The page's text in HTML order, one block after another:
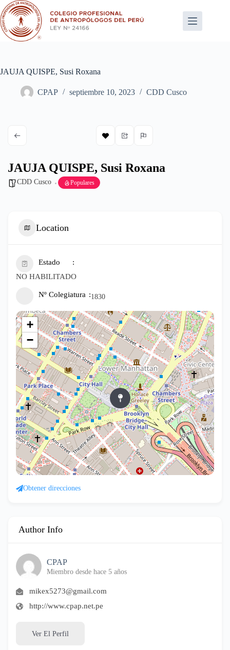
Saltar
al
contenido
JAUJA QUISPE, Susi Roxana
CPAP septiembre 10, 2023 CDD Cusco
JAUJA QUISPE, Susi Roxana
CDD Cusco Populares
Location
Estado
NO HABILITADO
Nº Colegiatura 1830
+
−
Obtener direcciones
Author Info
CPAP
Miembro desde hace 5 años
mikex5273@gmail.com
http://www.cpap.net.pe
Ver El Perfil